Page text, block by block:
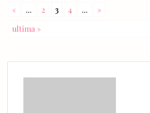
«
... 2 3 4 ...
»
ultima »